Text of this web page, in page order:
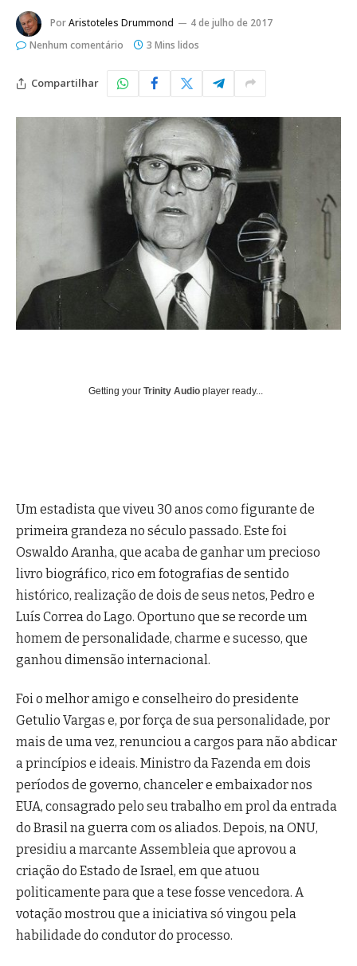
PorAristoteles Drummond
4 de julho de 2017
Nenhum comentário
3 Mins lidos
Compartilhar
Getting your Trinity Audio player ready...
Um estadista que viveu 30 anos como figurante de
primeira grandeza no século passado. Este foi
Oswaldo Aranha, que acaba de ganhar um precioso
livro biográfico, rico em fotografias de sentido
histórico, realização de dois de seus netos, Pedro e
Luís Correa do Lago. Oportuno que se recorde um
homem de personalidade, charme e sucesso, que
ganhou dimensão internacional.
Foi o melhor amigo e conselheiro do presidente
Getulio Vargas e, por força de sua personalidade, por
mais de uma vez, renunciou a cargos para não abdicar
a princípios e ideais. Ministro da Fazenda em dois
períodos de governo, chanceler e embaixador nos
EUA, consagrado pelo seu trabalho em prol da entrada
do Brasil na guerra com os aliados. Depois, na ONU,
presidiu a marcante Assembleia que aprovou a
criação do Estado de Israel, em que atuou
politicamente para que a tese fosse vencedora. A
votação mostrou que a iniciativa só vingou pela
habilidade do condutor do processo.